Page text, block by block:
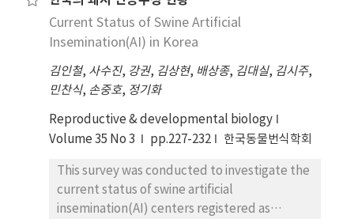
Current Status of Swine Artificial
Insemination(AI) in Korea
김인철, 사수진, 강권, 김상현, 배상종, 김대실, 김시주,
민찬식, 손중호, 정기화
Reproductive & developmental biology
Volume 35 No 3
pp.227-232 한국동물번식학회
This survey was conducted to investigate the
current status of swine artificial
insemination(AI) centers registered as